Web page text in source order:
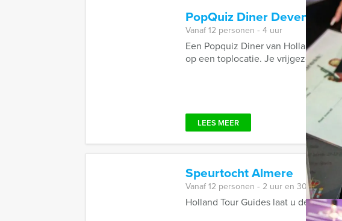
PopQuiz Diner Deventer
Vanaf 12 personen ‐ 4 uur
Een Popquiz Diner van Holland
op een toplocatie. Je
LEES MEER
Speurtocht Almere
Vanaf 12 personen ‐ 2 uur en 30 minuten
Holland Tour Guides laat u de